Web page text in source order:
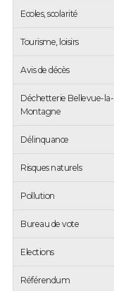
Ecoles, scolarité
Tourisme, loisirs
Avis de décès
Déchetterie Bellevue-la-
Montagne
Délinquance
Risques naturels
Pollution
Bureau de vote
Elections
Référendum